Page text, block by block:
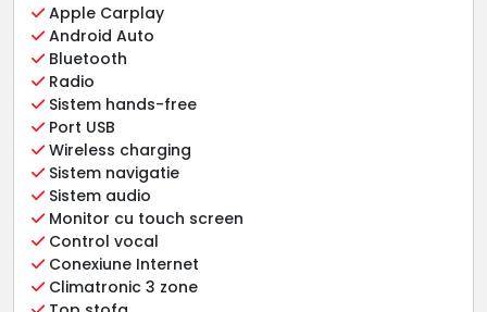
Apple Carplay
Android Auto
Bluetooth
Radio
Sistem hands-free
Port USB
Wireless charging
Sistem navigatie
Sistem audio
Monitor cu touch screen
Control vocal
Conexiune Internet
Climatronic 3 zone